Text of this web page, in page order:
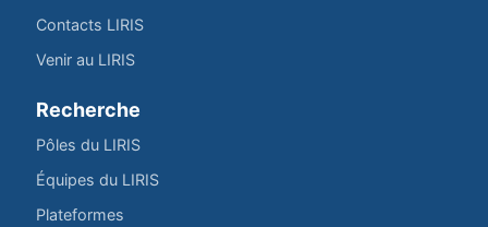
Contacts LIRIS
Venir au LIRIS
Recherche
Pôles du LIRIS
Équipes du LIRIS
Plateformes